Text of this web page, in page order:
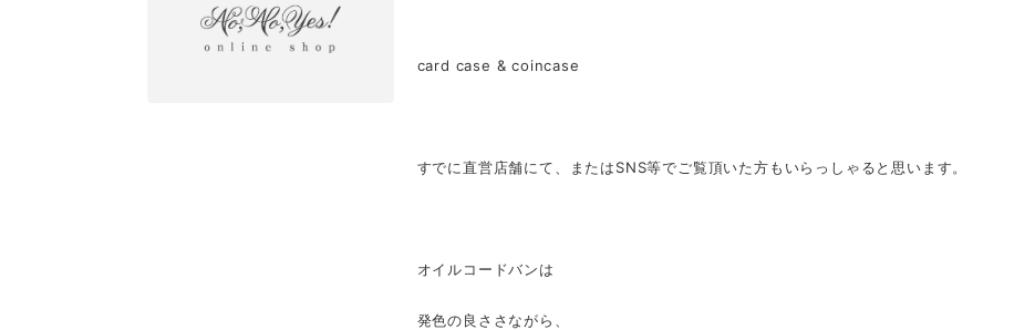
card case & coincase
すでに直営店舗にて、またはSNS等でご覧頂いた方もいらっしゃると思います。
オイルコードバンは
発色の良ささながら、